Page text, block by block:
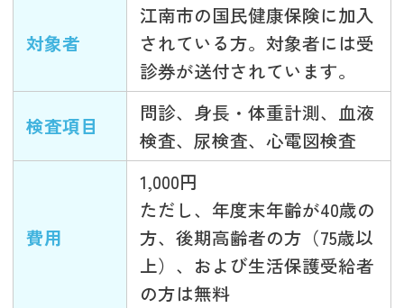
対象者
江南市の国民健康保険に加入
されている方。対象者には受
診券が送付されています。
検査項目
問診、身長・体重計測、血液
検査、尿検査、心電図検査
費用
1,000円
ただし、年度末年齢が40歳の
方、後期高齢者の方（75歳以
上）、および生活保護受給者
の方は無料